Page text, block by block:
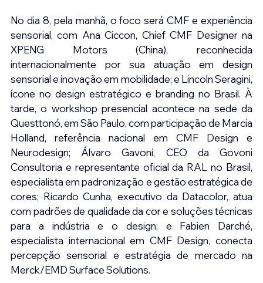
No dia 8, pela manhã, o foco será CMF e experiência
sensorial, com Ana Ciccon, Chief CMF Designer na
XPENG Motors (China), reconhecida
internacionalmente por sua atuação em design
sensorial e inovação em mobilidade; e Lincoln Seragini,
ícone no design estratégico e branding no Brasil. À
tarde, o workshop presencial acontece na sede da
Questtonó, em São Paulo, com participação de Marcia
Holland, referência nacional em CMF Design e
Neurodesign; Álvaro Gavoni, CEO da Govoni
Consultoria e representante oficial da RAL no Brasil,
especialista em padronização e gestão estratégica de
cores; Ricardo Cunha, executivo da Datacolor, atua
com padrões de qualidade da cor e soluções técnicas
para a indústria e o design; e Fabien Darché,
especialista internacional em CMF Design, conecta
percepção sensorial e estratégia de mercado na
Merck/EMD Surface Solutions.